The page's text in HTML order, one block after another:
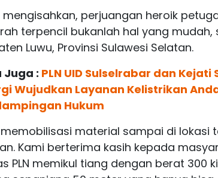
mengisahkan, perjuangan heroik
terpencil bukanlah hal yang mudah,
Luwu, Provinsi Sulawesi Selatan.
Juga : PLN UID Sulselrabar dan
Wujudkan Layanan Kelistrikan
Hukum
material sampai di lokasi
Kami berterima kasih kepada
PLN memikul tiang dengan berat 300